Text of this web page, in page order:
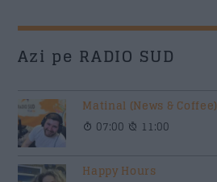
Azi pe RADIO SUD
Matinal (News & Coffee)
07:00 11:00
Happy Hours